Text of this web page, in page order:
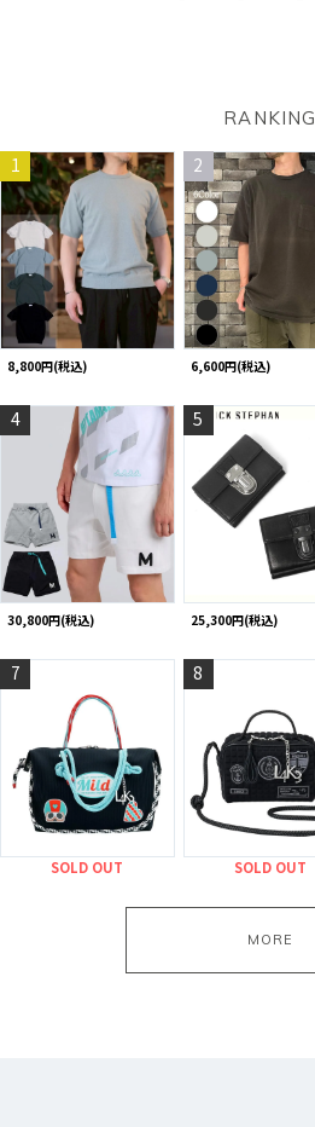
RANKING
1
8,800円(税込)
2
6,600円(税込)
4
30,800円(税込)
5
25,300円(税込)
7
SOLD OUT
8
SOLD OUT
MORE